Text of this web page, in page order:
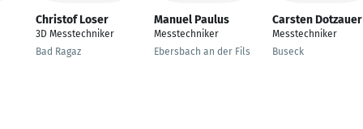
Christof Loser
3D Messtechniker
Bad Ragaz
Manuel Paulus
Messtechniker
Ebersbach an der Fils
Carsten Dotzauer
Messtechniker
Buseck